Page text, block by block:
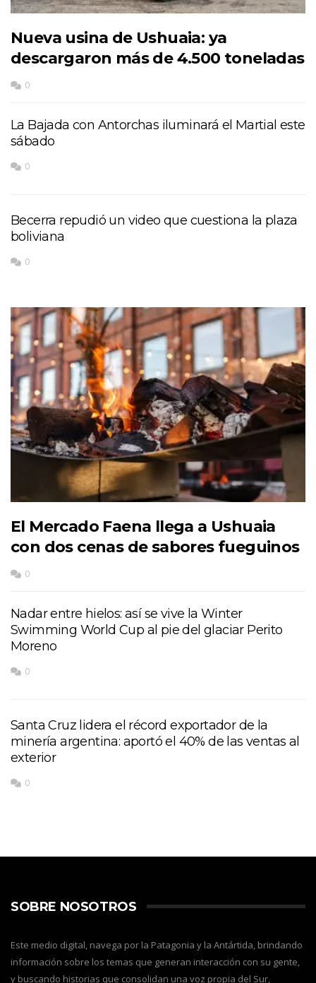
Nueva usina de Ushuaia: ya
descargaron más de 4.500 toneladas
0
La Bajada con Antorchas iluminará el Martial este
sábado
0
Becerra repudió un video que cuestiona la plaza
boliviana
0
El Mercado Faena llega a Ushuaia
con dos cenas de sabores fueguinos
0
Nadar entre hielos: así se vive la Winter
Swimming World Cup al pie del glaciar Perito
Moreno
0
Santa Cruz lidera el récord exportador de la
minería argentina: aportó el 40% de las ventas al
exterior
0
SOBRE NOSOTROS
Este medio digital, navega por la Patagonia y la Antártida, brindando
información sobre los temas que generan interacción con su gente,
y buscando historias que consolidan una voz propia del Sur,